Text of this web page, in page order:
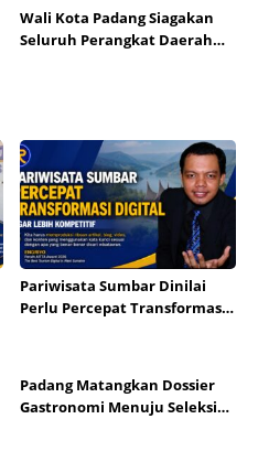
Wali Kota Padang Siagakan
Seluruh Perangkat Daerah
Pariwisata Sumbar Dinilai
Perlu Percepat Transformasi
Padang Matangkan Dossier
Gastronomi Menuju Seleksi